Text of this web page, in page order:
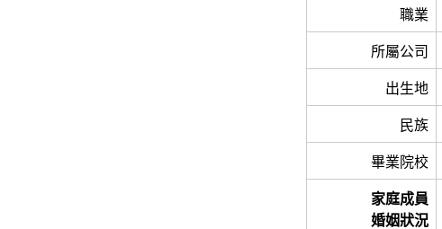
職業
所屬公司
出生地
民族
畢業院校
家庭成員
婚姻狀況